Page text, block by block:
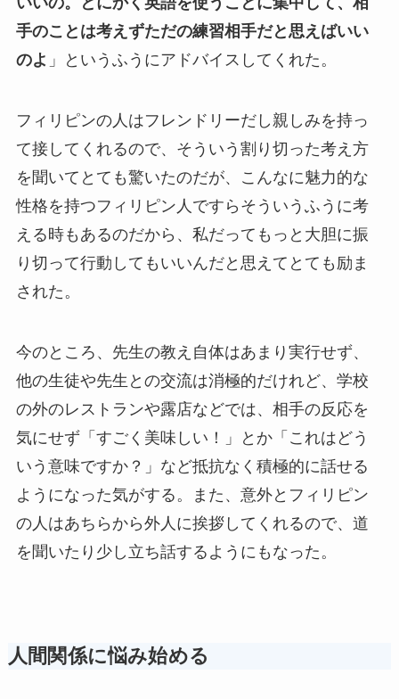
手のことは考えずただの練習相手だと思えばいい
のよ 」というふうにアドバイスしてくれた。
フィリピンの人はフレンドリーだし親しみを持っ
て接してくれるので、そういう割り切った考え方
を聞いてとても驚いたのだが、こんなに魅力的な
性格を持つフィリピン人ですらそういうふうに考
える時もあるのだから、私だってもっと大胆に振
り切って行動してもいいんだと思えてとても励ま
された。
今のところ、先生の教え自体はあまり実行せず、
他の生徒や先生との交流は消極的だけれど、学校
の外のレストランや露店などでは、相手の反応を
気にせず「すごく美味しい！」とか「これはどう
いう意味ですか？」など抵抗なく積極的に話せる
ようになった気がする。また、意外とフィリピン
の人はあちらから外人に挨拶してくれるので、道
を聞いたり少し立ち話するようにもなった。
人間関係に悩み始める